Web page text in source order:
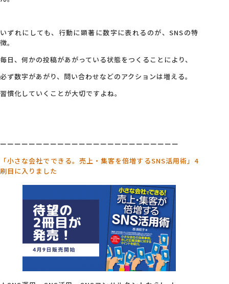
いずれにしても、行動に顕著に数字に表れるのが、SNSの特
徴。
毎日、何かの投稿があがっている状態をつくることにより、
必ず数字があがり、問い合わせなどのアクションは増える。
習慣化していくことが大切ですよね。
ーーーーーーーーーーーーーーーーーーーーーーーーー
「小さな会社でできる。売上・集客を倍増するSNS活用術」4
刷目に入りました